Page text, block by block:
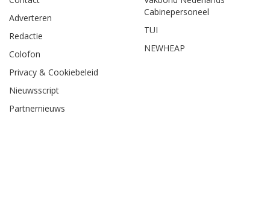
Adverteren
Redactie
Colofon
Privacy & Cookiebeleid
Nieuwsscript
Partnernieuws
Cabinepersoneel
TUI
NEWHEAP